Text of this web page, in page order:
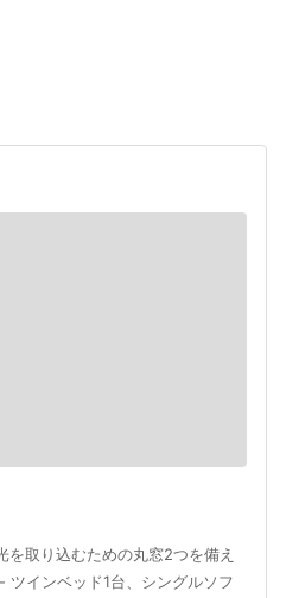
を取り込むための丸窓2つを備え
ツインベッド1台、シングルソフ